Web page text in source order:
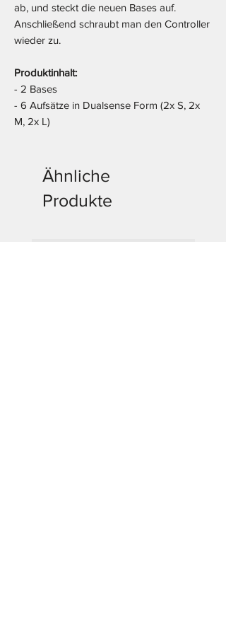
ab, und steckt die neuen Bases auf.
Anschließend schraubt man den Controller
wieder zu.
Produktinhalt:
- 2 Bases
- 6 Aufsätze in Dualsense Form (2x S, 2x
M, 2x L)
Ähnliche
Produkte